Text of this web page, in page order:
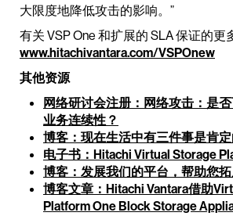
大限度地降低攻击的影响。”
有关 VSP One 和扩展的 SLA 保证的更
www.hitachivantara.com/VSPOnew
其他资源
网络研讨会注册：网络攻击：是
业务连续性？
博客：现在生活中有三件事是肯
电子书：Hitachi Virtual Storage
博客：发展我们的平台，帮助您
博客文章：Hitachi Vantara借助
Platform One Block Storage